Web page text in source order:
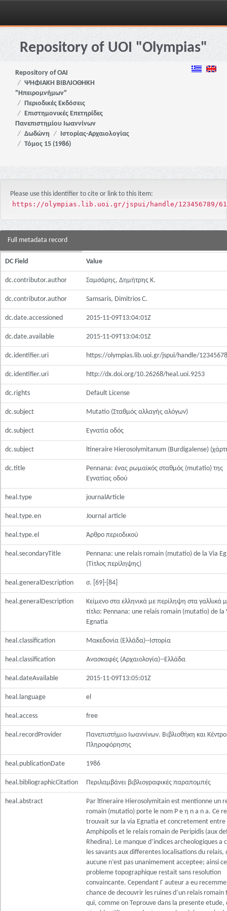
Skip
navigationRepository of UOI "Olympias"
Repository of OAI
ΨΗΦΙΑΚΗ ΒΙΒΛΙΟΘΗΚΗ
"Ηπειρομνήμων"
Περιοδικές Εκδόσεις
Επιστημονικές Επετηρίδες
Πανεπιστημίου Ιωαννίνων
Δωδώνη
Ιστορίας-Αρχαιολογίας
Τόμος 15 (1986)
Please use this identifier to cite or link to this item:
https://olympias.lib.uoi.gr/jspui/handle/123456789/
Full metadata record
DC Field Value
dc.contributor.author Σαμσάρης, Δημήτρης Κ.
dc.contributor.author Samsaris, Dimitrios C.
dc.date.accessioned 2015-11-09T13:04:01Z
dc.date.available 2015-11-09T13:04:01Z
dc.identifier.uri https://olympias.lib.uoi.gr/jspui/handle/
dc.identifier.uri http://dx.doi.org/10.26268/heal.uoi.9253
dc.rights Default License
dc.subject Mutatio (Σταθμός αλλαγής αλόγων)
dc.subject Εγνατία οδός
dc.subject ltineraire Hierosolymitanum (Burdigalense)
dc.title
Pennana: ένας ρωμαϊκός σταθμός (mutatio) της
Εγνατίας οδού
heal.type journalArticle
heal.type.en Journal article
heal.type.el Άρθρο περιοδικού
heal.secondaryTitle
Pennana: une relais romain (mutatio) de la Via
(Τίτλος περίληψης)
heal.generalDescription σ. [69]-[84]
heal.generalDescription
Κείμενο στα ελληνικά με περίληψη στα γαλλικά
τίτλο: Pennana: une relais romain (mutatio) de la
Egnatia
heal.classification Μακεδονία (Ελλάδα)--Ιστορία
heal.classification Ανασκαφές (Αρχαιολογία)--Ελλάδα
heal.dateAvailable 2015-11-09T13:05:01Z
heal.language el
heal.access free
heal.recordProvider
Πανεπιστήμιο Ιωαννίνων. Βιβλιοθήκη και Κέντρο
Πληροφόρησης
heal.publicationDate 1986
heal.bibliographicCitation Περιλαμβάνει βιβλιογραφικές παραπομπές
heal.abstract
Par ltineraire Hierosolymitain est mentionne un
romain (mutatio) porte le nom P e η n a n a. Ce
trouvait sur la via Egnatia et concretement entre
Amphipolis et le relais romain de Peripidis (aux
Rhedina). Le manque d’indices archeologiques a
les savants aux differentes localisations du relais,
aucune n’est pas unanimement acceptee; ainsi ce
probleme topographique restait sans resolution
convaincante. Cependant Γ auteur a eu
chance de decouvrir les ruines d’un relais romain
qui, comme on Teprouve dans la presente etude,